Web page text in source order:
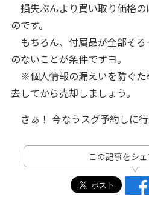
損失ぶんより買い取り価格
のです。
もちろん、付属品が全部そ
のないことが条件ですヨ。
※個人情報の漏えいを防ぐた
去してから売却しましょう。
さぁ！ 今なうスグ予約しに行
この記事をシ